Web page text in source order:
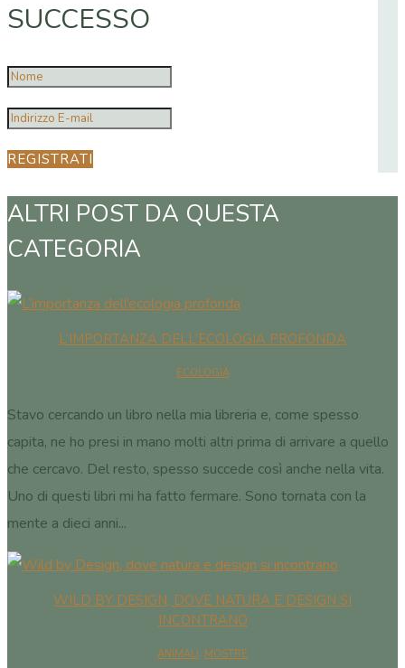
SUCCESSO
REGISTRATI
ALTRI POST DA QUESTA
CATEGORIA
L’IMPORTANZA DELL’ECOLOGIA PROFONDA
ECOLOGIA
Stavo cercando un libro nella mia libreria e, come spesso
capita, ne ho presi in mano molti altri prima di arrivare a quello
che cercavo. Del resto, spesso succede così anche nella vita.
Uno di questi libri mi ha fatto fermare. Sono tornata con la
mente a dieci anni...
WILD BY DESIGN, DOVE NATURA E DESIGN SI
INCONTRANO
ANIMALI, MOSTRE